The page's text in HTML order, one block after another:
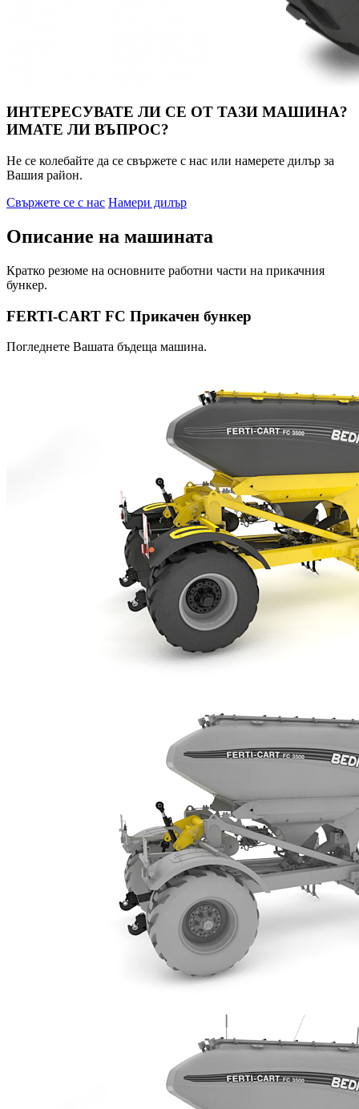
ИНТЕРЕСУВАТЕ ЛИ СЕ ОТ ТАЗИ МАШИНА?
ИМАТЕ ЛИ ВЪПРОС?
Не се колебайте да се свържете с нас или намерете дилър за
Вашия район.
Свържете се с нас Намери дилър
Описание на машината
Кратко резюме на основните работни части на прикачния
бункер.
FERTI-CART FC Прикачен бункер
Погледнете Вашата бъдеща машина.